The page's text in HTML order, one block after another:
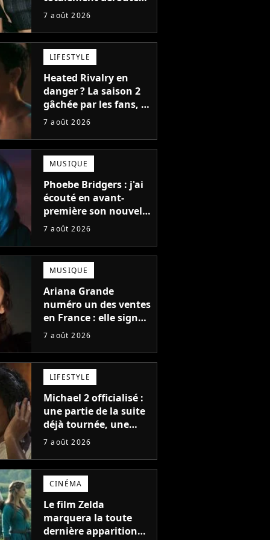
le public, et c'est une
7 août 2026
LIFESTYLE
Heated Rivalry en
danger ? La saison 2
gâchée par les fans, le
créateur pousse un
7 août 2026
MUSIQUE
Phoebe Bridgers : j'ai
écouté en avant-
première son nouvel
album, c'est le bijou
7 août 2026
MUSIQUE
Ariana Grande
numéro un des ventes
en France : elle signe
le meilleur démarrage
son album Petal
7 août 2026
LIFESTYLE
Michael 2 officialisé :
une partie de la suite
déjà tournée, une
sortie possible en
7 août 2026
CINÉMA
Le film Zelda
marquera la toute
dernière apparition